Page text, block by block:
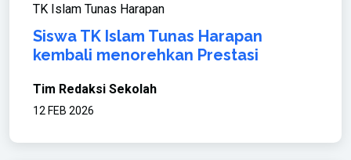
TK Islam Tunas Harapan
Siswa TK Islam Tunas Harapan
kembali menorehkan Prestasi
Tim Redaksi Sekolah
12 FEB 2026